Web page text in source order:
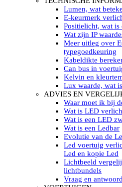
Werkverlichting
Led
Led Multi
Led flitsbalk
Traffic Advisors
Led zwaailicht
Accessoires
Led signalisatie in
LED KOPLAMPEN
Led koplampen
Led koplampen
Led koplampen
Subcategorieën
LED ZOEKLICHT
Electrische Led
Electrisch Led
Marinco
Elektrisch Led
Led zoeklamp
Led zoeklicht
Subcategorieën
HELLA MARINE LED
Lumen, wat
E-keurmerk
Positielicht, wat is
Wat zijn IP
Meer uitleg over
typegoedkeuring
Kabeldikte
Can bus in
Kelvin en
Lux waarde, wat
ADVIES EN
Waar moet ik bij
Wat is LED
Wat is een LED
Wat is een Ledbar
Evolutie van de
Led voertuig
Led en kopie Led
Lichtbeeld
lichtbundels
Vraag en